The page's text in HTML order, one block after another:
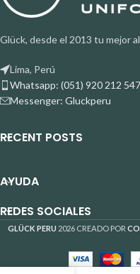
Glück, desde el 2013 tu mejor
Lima, Perú
Whatsapp: (051) 920 212 547
Messenger: Gluckperu
RECENT POSTS
AYUDA
REDES SOCIALES
GLÜCK PERU 2026 CREADO POR